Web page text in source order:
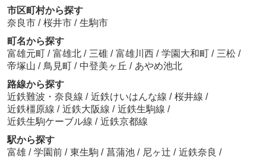
市区町村から探す
奈良市 / 桜井市 / 生駒市
町名から探す
富雄元町 / 富雄北 / 三碓 / 富雄川西 / 学園大和町 / 三松 /
帝塚山 / 鳥見町 / 中登美ヶ丘 / あやめ池北
路線から探す
近鉄難波・奈良線 / 近鉄けいはんな線 / 桜井線 /
近鉄橿原線 / 近鉄大阪線 / 近鉄生駒線 /
近鉄生駒ケーブル線 / 近鉄京都線
駅から探す
富雄 / 学園前 / 東生駒 / 菖蒲池 / 尼ヶ辻 / 近鉄奈良 /